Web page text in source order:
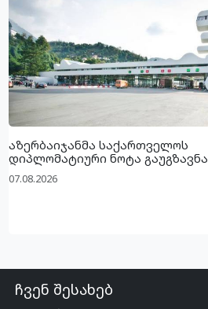
აზერბაიჯანმა საქართველოს
დიპლომატიური ნოტა გაუგზავნა
07.08.2026
ჩვენ შესახებ